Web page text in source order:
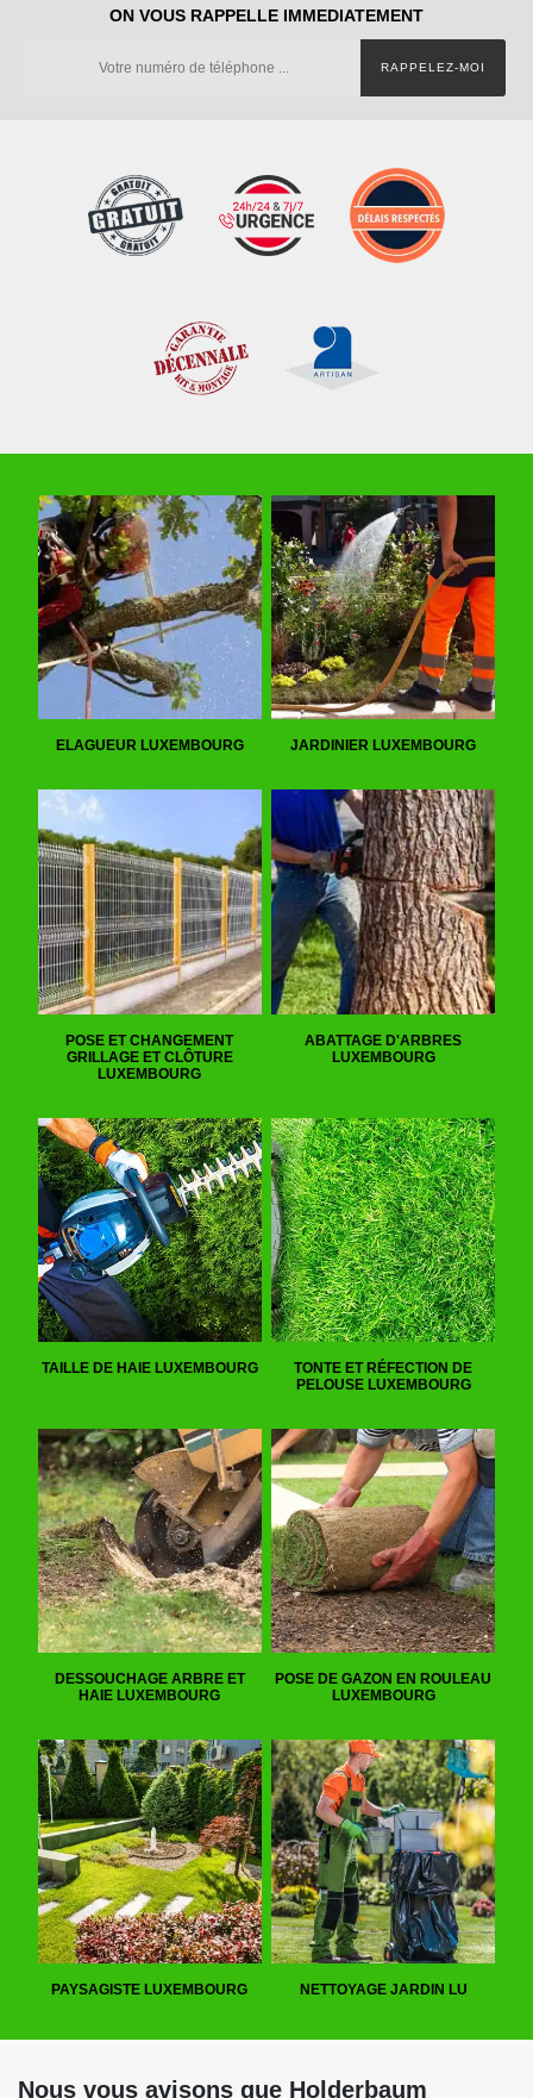
ON VOUS RAPPELLE IMMEDIATEMENT
ELAGUEUR LUXEMBOURG JARDINIER LUXEMBOURG
POSE ET CHANGEMENT
GRILLAGE ET CLÔTURE
LUXEMBOURG
ABATTAGE D'ARBRES
LUXEMBOURG
TAILLE DE HAIE LUXEMBOURG
TONTE ET RÉFECTION DE
PELOUSE LUXEMBOURG
DESSOUCHAGE ARBRE ET
HAIE LUXEMBOURG
POSE DE GAZON EN ROULEAU
LUXEMBOURG
PAYSAGISTE LUXEMBOURG NETTOYAGE JARDIN LU
Nous vous avisons que Holderbaum